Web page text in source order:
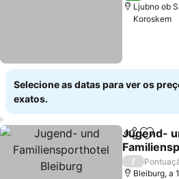
Ljubno ob
Koroskem
Selecione as datas para ver os
exatos.
Partilhar
Jugend-
Bleiburg
Ver preços
/
Bleiburg, a